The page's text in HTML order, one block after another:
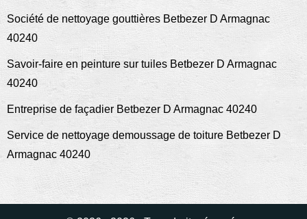
Société de nettoyage gouttières Betbezer D Armagnac
40240
Savoir-faire en peinture sur tuiles Betbezer D Armagnac
40240
Entreprise de façadier Betbezer D Armagnac 40240
Service de nettoyage demoussage de toiture Betbezer D
Armagnac 40240